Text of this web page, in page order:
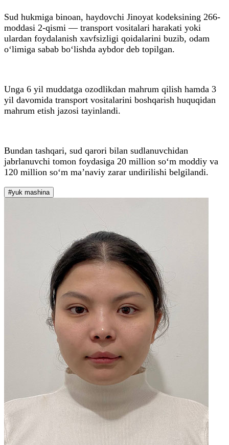
Sud hukmiga binoan, haydovchi Jinoyat kodeksining 266-
moddasi 2-qismi — transport vositalari harakati yoki
ulardan foydalanish xavfsizligi qoidalarini buzib, odam
o‘limiga sabab bo‘lishda aybdor deb topilgan.
Unga 6 yil muddatga ozodlikdan mahrum qilish hamda 3
yil davomida transport vositalarini boshqarish huquqidan
mahrum etish jazosi tayinlandi.
Bundan tashqari, sud qarori bilan sudlanuvchidan
jabrlanuvchi tomon foydasiga 20 million so‘m moddiy va
120 million so‘m ma’naviy zarar undirilishi belgilandi.
#yuk mashina